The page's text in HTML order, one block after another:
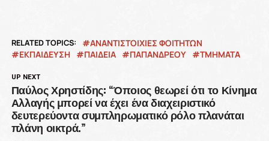
RELATED TOPICS:
ΑΝΑΝΤΙΣΤΟΙΧΙΕΣ ΦΟΙΤΗΤΩΝ
ΕΚΠΑΙΔΕΥΣΗ
ΠΑΙΔΕΙΑ ΠΑΠΑΝΔΡΕΟΥ ΤΜΗΜΑΤΑ
UP NEXT
Παύλος Χρηστίδης: “Όποιος θεωρεί ότι το Κίνημα
Αλλαγής μπορεί να έχει ένα διαχειριστικό
δευτερεύοντα συμπληρωματικό ρόλο πλανάται
πλάνη οικτρά.”